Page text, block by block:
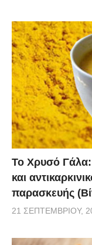
Το Χρυσό
και
παρασκευής
21 ΣΕΠΤΕΜΒΡΊΟΥ,